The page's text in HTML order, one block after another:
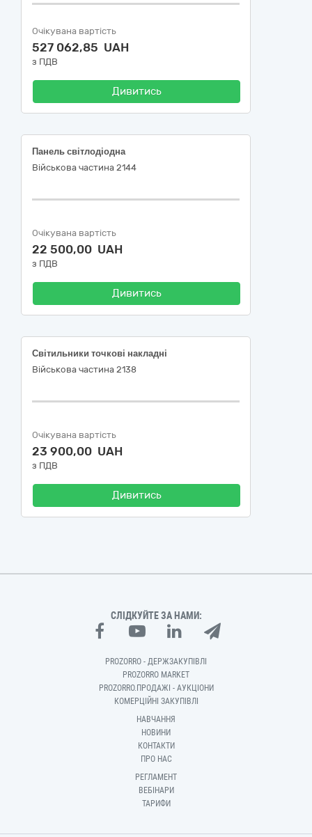
Очікувана вартість
527 062,85 UAH
з ПДВ
Дивитись
Панель світлодіодна
Військова частина 2144
Очікувана вартість
22 500,00 UAH
з ПДВ
Дивитись
Світильники точкові накладні
Військова частина 2138
Очікувана вартість
23 900,00 UAH
з ПДВ
Дивитись
СЛІДКУЙТЕ ЗА НАМИ:
PROZORRO - ДЕРЖЗАКУПІВЛІ
PROZORRO MARKET
PROZORRO.ПРОДАЖІ - АУКЦІОНИ
КОМЕРЦІЙНІ ЗАКУПІВЛІ
НАВЧАННЯ
НОВИНИ
КОНТАКТИ
ПРО НАС
РЕГЛАМЕНТ
ВЕБІНАРИ
ТАРИФИ